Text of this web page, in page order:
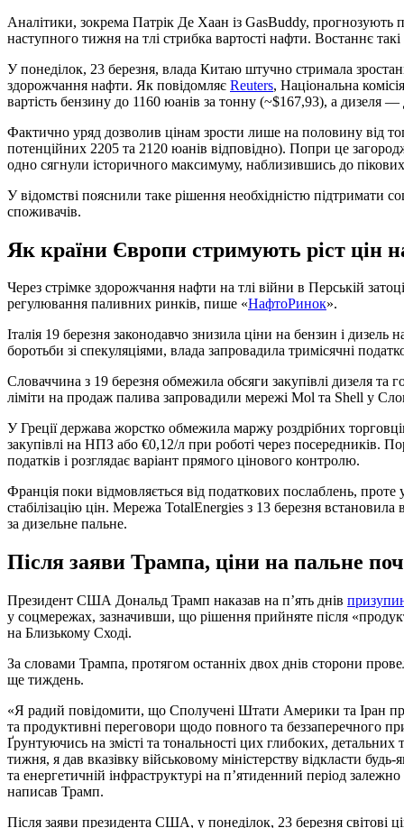
Аналітики, зокрема Патрік Де Хаан із GasBuddy,
наступного тижня на тлі стрибка вартості нафти. Востаннє
У понеділок, 23 березня, влада Китаю штучно стримала
здорожчання нафти. Як повідомляє Reuters, Національна
вартість бензину до 1160 юанів за тонну (~$167,93), а дизеля —
Фактично уряд дозволив цінам зрости лише на половину від
потенційних 2205 та 2120 юанів відповідно). Попри це
одно сягнули історичного максимуму, наблизившись до
У відомстві пояснили таке рішення необхідністю підтримати
споживачів.
Як країни Європи стримують ріст цін
Через стрімке здорожчання нафти на тлі війни в Перській
регулювання паливних ринків, пише «НафтоРинок».
Італія 19 березня законодавчо знизила ціни на бензин і
боротьби зі спекуляціями, влада запровадила тримісячні
Словаччина з 19 березня обмежила обсяги закупівлі дизеля та
ліміти на продаж палива запровадили мережі Mol та Shell у
У Греції держава жорстко обмежила маржу роздрібних
закупівлі на НПЗ або €0,12/л при роботі через посередників.
податків і розглядає варіант прямого цінового контролю.
Франція поки відмовляється від податкових послаблень,
стабілізацію цін. Мережа TotalEnergies з 13 березня
за дизельне пальне.
Після заяви Трампа, ціни на пальне
Президент США Дональд Трамп наказав на п’ять днів
у соцмережах, зазначивши, що рішення прийняте після
на Близькому Сході.
За словами Трампа, протягом останніх двох днів сторони
ще тиждень.
«Я радий повідомити, що Сполучені Штати Америки та Іран
та продуктивні переговори щодо повного та беззаперечного
Ґрунтуючись на змісті та тональності цих глибоких,
тижня, я дав вказівку військовому міністерству відкласти будь-
та енергетичній інфраструктурі на п’ятиденний період
написав Трамп.
Після заяви президента США, у понеділок, 23 березня світові